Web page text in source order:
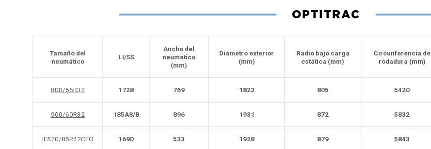
OPTITRAC
Tamaño del
neumático
LI/SS
Ancho del
neumático
(mm)
Diámetro exterior
(mm)
Radio bajo carga
estática (mm)
Circunferencia de
rodadura (mm)
800/65R32 172B 769 1823 805 5420
900/60R32 185A8/B 896 1931 872 5832
IF520/85R42CFO 169D 533 1928 879 5843